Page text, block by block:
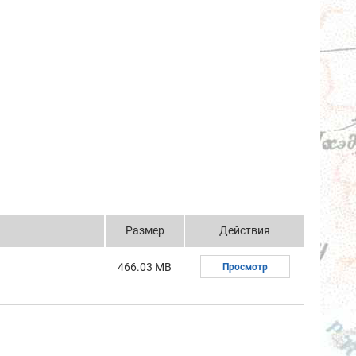
Размер Действия
466.03 MB Просмотр